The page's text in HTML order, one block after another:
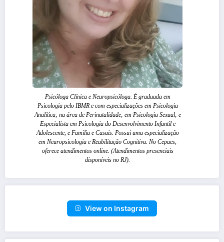
Psicóloga Clínica e Neuropsicóloga. É graduada em
Psicologia pelo IBMR e com especializações em Psicologia
Analítica; na área de Perinatalidade; em Psicologia Sexual; e
Especialista em Psicologia do Desenvolvimento Infantil e
Adolescente, e Familia e Casais. Possui uma especialização
em Neuropsicologia e Reabilitação Cognitiva. No Cepaes,
oferece atendimentos online. (Atendimentos presenciais
disponíveis no RJ).
View on Instagram